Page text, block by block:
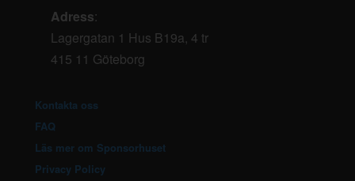
Adress:
Lagergatan 1 Hus B19a, 4 tr
415 11 Göteborg
Kontakta oss
FAQ
Läs mer om Sponsorhuset
Privacy Policy